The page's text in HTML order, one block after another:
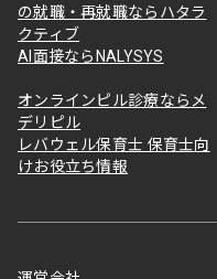
の就職・再就職ならハタラ
クティブ
AI面接ならNALYSYS
オンラインピル診療ならメ
デリピル
レバウェル保育士 保育士向
けお役立ち情報